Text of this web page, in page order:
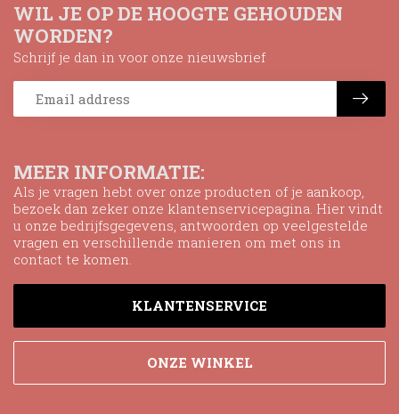
MEER INFORMATIE:
Als je vragen hebt over onze producten of je aankoop,
bezoek dan zeker onze klantenservicepagina. Hier vindt
u onze bedrijfsgegevens, antwoorden op veelgestelde
vragen en verschillende manieren om met ons in
contact te komen.
KLANTENSERVICE
ONZE WINKEL
WIL JE OP DE HOOGTE GEHOUDEN
WORDEN?
Schrijf je dan in voor onze nieuwsbrief